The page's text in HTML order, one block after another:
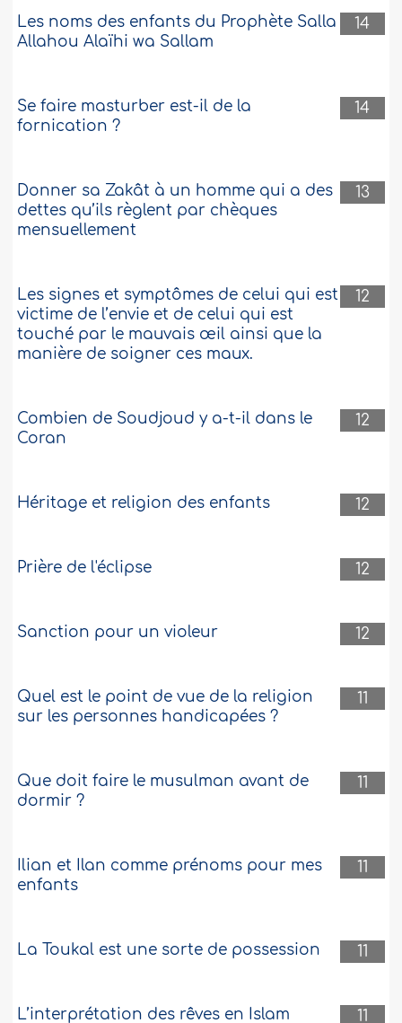
14
Les noms des enfants du Prophète Salla
Allahou Alaïhi wa Sallam
14
Se faire masturber est-il de la
fornication ?
13
Donner sa Zakât à un homme qui a des
dettes qu’ils règlent par chèques
mensuellement
12
Les signes et symptômes de celui qui est
victime de l’envie et de celui qui est
touché par le mauvais œil ainsi que la
manière de soigner ces maux.
12
Combien de Soudjoud y a-t-il dans le
Coran
12
Héritage et religion des enfants
12
Prière de l'éclipse
12
Sanction pour un violeur
11
Quel est le point de vue de la religion
sur les personnes handicapées ?
11
Que doit faire le musulman avant de
dormir ?
11
Ilian et Ilan comme prénoms pour mes
enfants
11
La Toukal est une sorte de possession
11
L’interprétation des rêves en Islam